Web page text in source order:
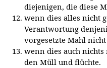
diejenigen, die diese
wenn dies alles nicht
Verantwortung
vorgesetzte Mahl
wenn dies auch
den Müll und flüchte.